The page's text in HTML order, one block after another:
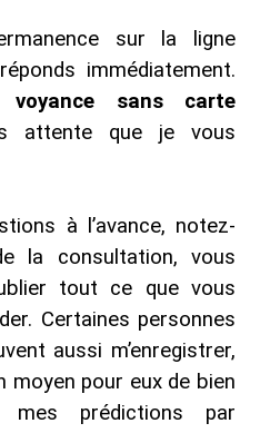
sur la ligne
immédiatement.
voyance sans carte
attente que je vous
à l’avance, notez-
la consultation, vous
tout ce que vous
Certaines personnes
aussi m’enregistrer,
moyen pour eux de bien
prédictions par